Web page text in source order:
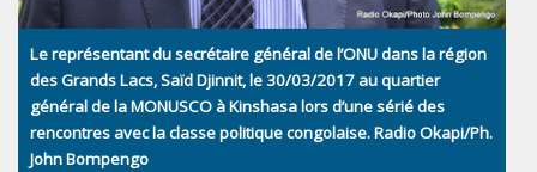
Le représentant du secrétaire général de l’ONU dans la région
des Grands Lacs, Saïd Djinnit, le 30/03/2017 au quartier
général de la MONUSCO à Kinshasa lors d’une sérié des
rencontres avec la classe politique congolaise. Radio Okapi/Ph.
John Bompengo